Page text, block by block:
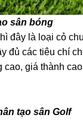
sân bóng
đây là loại cỏ
đủ các tiêu chí
cao, giá thành
tạo sân Golf